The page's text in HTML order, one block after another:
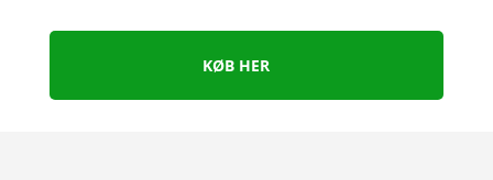
KØB HER